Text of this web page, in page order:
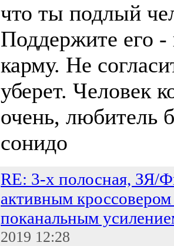
что ты подлый
Поддержите его
карму. Не
уберет. Человек
очень, любитель
сонидо
RE: 3-х полосная, ЗЯ/
активным
поканальным
2019 12:28